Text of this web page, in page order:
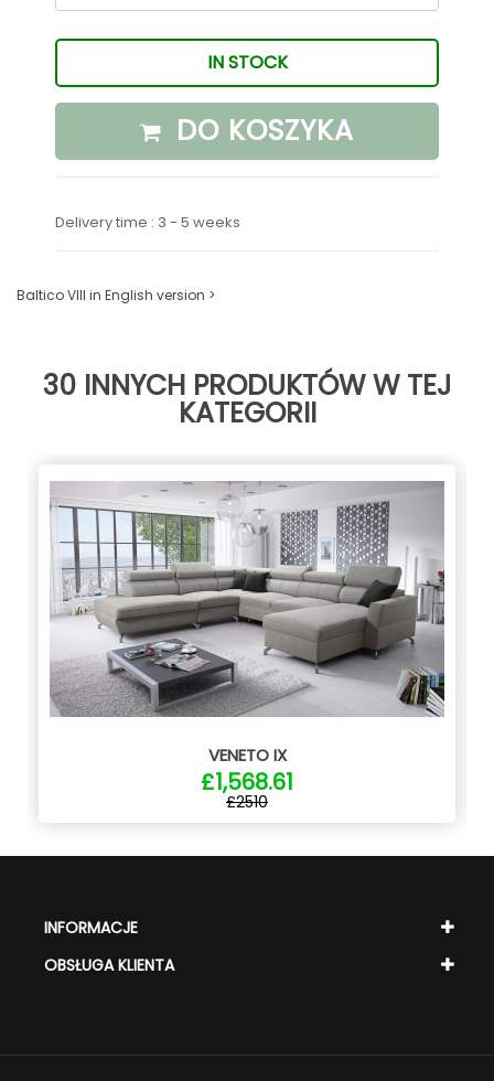
IN STOCK
DO KOSZYKA
Delivery time : 3 - 5 weeks
Baltico VIII in English version >
30 INNYCH PRODUKTÓW W TEJ
KATEGORII
VENETO IX
£1,568.61
£2510
INFORMACJE
OBSŁUGA KLIENTA